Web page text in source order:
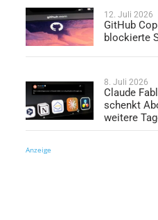
12. Juli 2026
GitHub
blockierte
8. Juli 2026
Claude
schenkt
weitere
Anzeige